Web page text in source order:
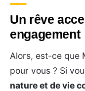
Un rêve
engagement
Alors, est-ce que
pour vous ? Si
nature et de vie